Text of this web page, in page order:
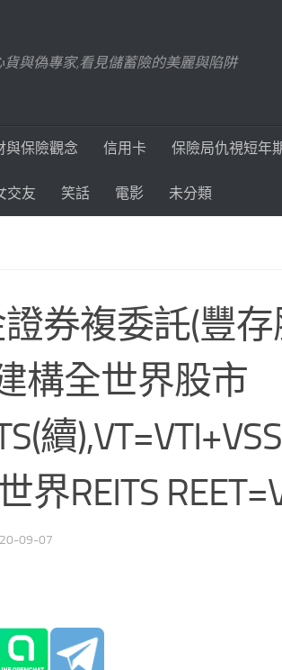
與偽專家,看見儲蓄險的美麗與陷阱
與保險觀念 信用卡 保險局仇視短年
交友 笑話 電影 未分類
券複委託(豐
構全世界股市
續
界REITS
09-07